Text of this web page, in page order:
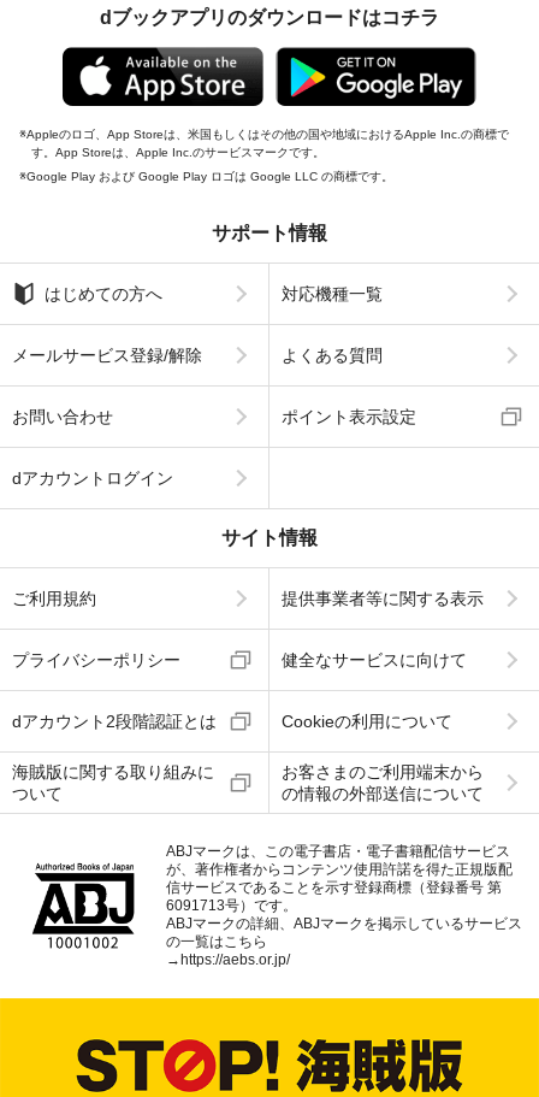
dブックアプリのダウンロードはコチラ
Appleのロゴ、App Storeは、米国もしくはその他の国や地域におけるApple Inc.の商標で
す。App Storeは、Apple Inc.のサービスマークです。
Google Play および Google Play ロゴは Google LLC の商標です。
サポート情報
はじめての方へ 対応機種一覧
メールサービス登録/解除 よくある質問
お問い合わせ ポイント表示設定
dアカウントログイン
サイト情報
ご利用規約 提供事業者等に関する表示
プライバシーポリシー 健全なサービスに向けて
dアカウント2段階認証とは Cookieの利用について
海賊版に関する取り組みに
ついて
お客さまのご利用端末から
の情報の外部送信について
ABJマークは、この電子書店・電子書籍配信サービス
が、著作権者からコンテンツ使用許諾を得た正規版配
信サービスであることを示す登録商標（登録番号 第
6091713号）です。
ABJマークの詳細、ABJマークを掲示しているサービス
の一覧はこちら
→ https://aebs.or.jp/